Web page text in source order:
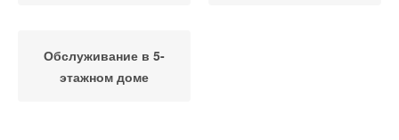
Обслуживание в 5-
этажном доме